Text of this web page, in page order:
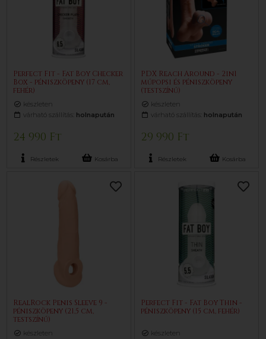
Perfect Fit - Fat Boy Checker
Box - péniszköpeny (17 cm,
fehér)
készleten
várható szállítás: holnapután
24 990 Ft
Részletek Kosárba
PDX Reach Around - 2in1
műpopsi és péniszköpeny
(testszínű)
készleten
várható szállítás: holnapután
29 990 Ft
Részletek Kosárba
RealRock Penis Sleeve 9 -
péniszköpeny (21,5 cm,
testszínű)
készleten
Perfect Fit - Fat Boy Thin -
péniszköpeny (15 cm, fehér)
készleten